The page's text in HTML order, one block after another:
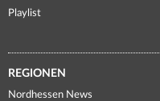
Playlist
REGIONEN
Nordhessen News